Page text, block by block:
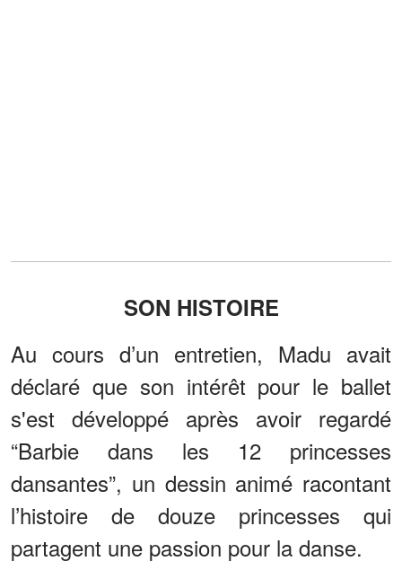
SON HISTOIRE
Au cours d’un entretien, Madu avait
déclaré que son intérêt pour le ballet
s'est développé après avoir regardé
“Barbie dans les 12 princesses
dansantes”, un dessin animé racontant
l’histoire de douze princesses qui
partagent une passion pour la danse.